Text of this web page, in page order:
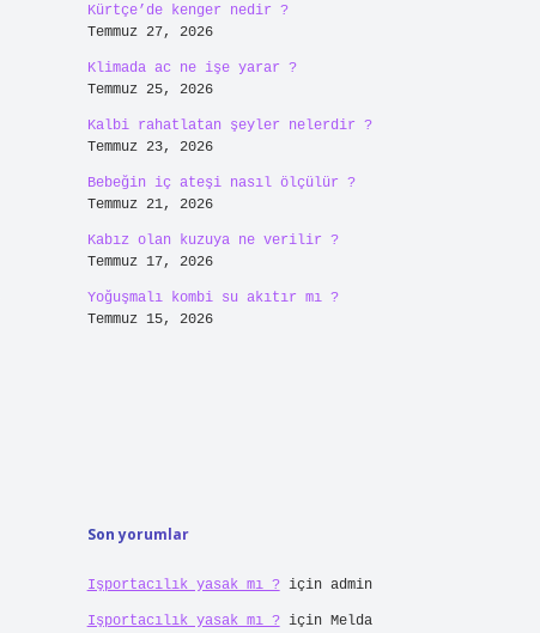
Kürtçe’de kenger nedir ?
Temmuz 27, 2026
Klimada ac ne işe yarar ?
Temmuz 25, 2026
Kalbi rahatlatan şeyler nelerdir ?
Temmuz 23, 2026
Bebeğin iç ateşi nasıl ölçülür ?
Temmuz 21, 2026
Kabız olan kuzuya ne verilir ?
Temmuz 17, 2026
Yoğuşmalı kombi su akıtır mı ?
Temmuz 15, 2026
Son yorumlar
Işportacılık yasak mı ?için admin
Işportacılık yasak mı ?için Melda